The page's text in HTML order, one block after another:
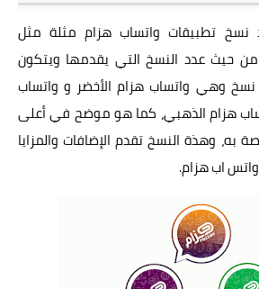
نسخ تطبيقات واتساب هزام مثلة مثل
من حيث عدد النسخ التي يقدمها ويتكون
نسخ وهي واتساب هزام الأخضر و واتساب
هزام الذهبي، كما هو موضح في أعلى
به، وهذة النسخ تقدم الإضافات والمزايا
اب هزام.